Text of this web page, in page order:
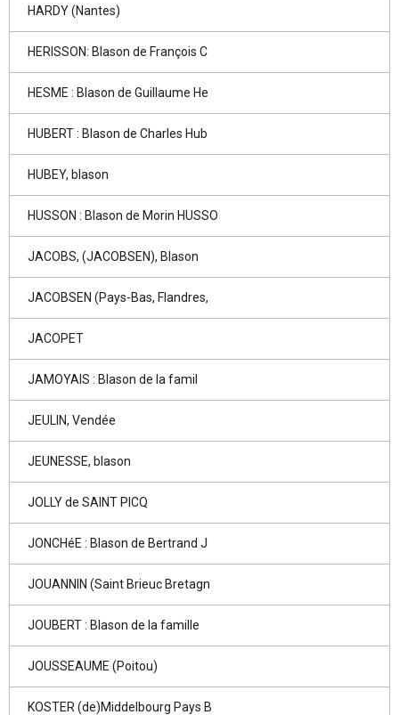
HARDY (Nantes)
HERISSON: Blason de François C
HESME : Blason de Guillaume He
HUBERT : Blason de Charles Hub
HUBEY, blason
HUSSON : Blason de Morin HUSSO
JACOBS, (JACOBSEN), Blason
JACOBSEN (Pays-Bas, Flandres,
JACOPET
JAMOYAIS : Blason de la famil
JEULIN, Vendée
JEUNESSE, blason
JOLLY de SAINT PICQ
JONCHéE : Blason de Bertrand J
JOUANNIN (Saint Brieuc Bretagn
JOUBERT : Blason de la famille
JOUSSEAUME (Poitou)
KOSTER (de)Middelbourg Pays B